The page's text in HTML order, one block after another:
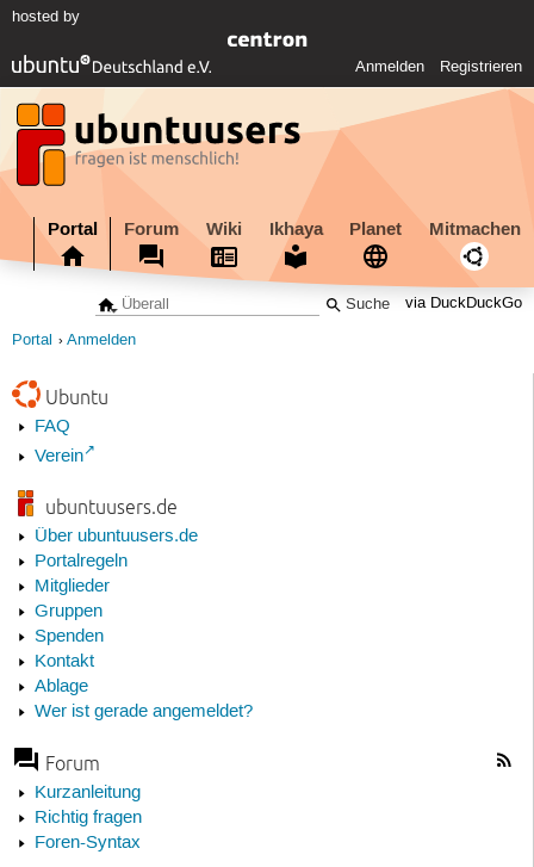
hosted by
Anmelden Registrieren
Portal Forum Wiki Ikhaya Planet Mitmachen
via DuckDuckGo
Portal Anmelden
Ubuntu
FAQ
Verein
ubuntuusers.de
Über ubuntuusers.de
Portalregeln
Mitglieder
Gruppen
Spenden
Kontakt
Ablage
Wer ist gerade angemeldet?
Forum
Kurzanleitung
Richtig fragen
Foren-Syntax